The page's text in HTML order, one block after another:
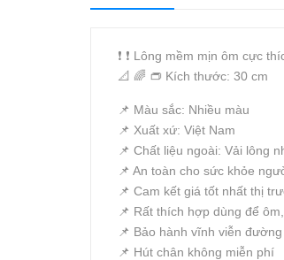
❗️ ❗️ Lông mềm mịn ôm cực
📐 🌈 👝 Kích thước: 30 cm
📌 Màu sắc: Nhiều màu
📌 Xuất xứ: Việt Nam
📌 Chất liệu ngoài: Vải lông
📌 An toàn cho sức khỏe
📌 Cam kết giá tốt nhất thị
📌 Rất thích hợp dùng để
📌 Bảo hành vĩnh viễn
📌 Hút chân không miễn phí